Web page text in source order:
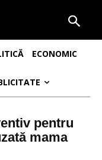
ECONOMIC
pentru
mama